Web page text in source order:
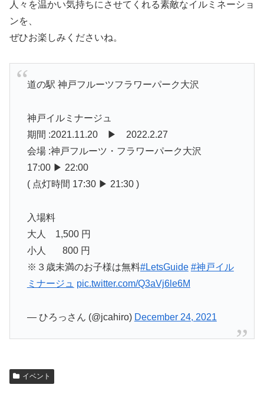
人々を温かい気持ちにさせてくれる素敵なイルミネーショ
ンを、
ぜひお楽しみくださいね。
道の駅 神戸フルーツフラワーパーク大沢
神戸イルミナージュ
期間 :2021.11.20 ▶︎ 2022.2.27
会場 :神戸フルーツ・フラワーパーク大沢
17:00 ▶︎ 22:00
( 点灯時間 17:30 ▶︎ 21:30 )
入場料
大人 1,500 円
小人 800 円
※３歳未満のお子様は無料#LetsGuide #神戸イル
ミナージュ pic.twitter.com/Q3aVj6le6M
— ひろっさん (@jcahiro) December 24, 2021
イベント